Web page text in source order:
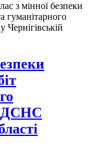
з мінної безпеки
гуманітарного
ДСНС